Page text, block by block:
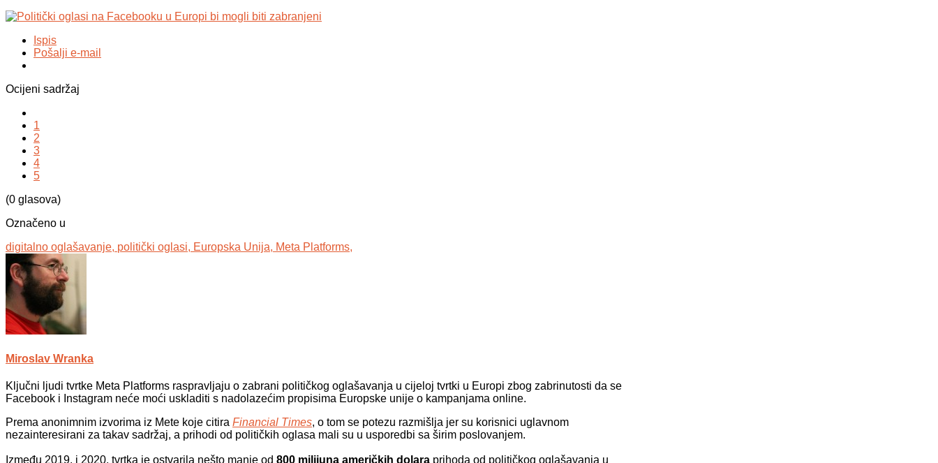
Ispis
Pošalji e-mail
Ocijeni sadržaj
1
2
3
4
5
(0 glasova)
Označeno u
digitalno oglašavanje, politički oglasi, Europska Unija, Meta Platforms,
Miroslav Wranka
Ključni ljudi tvrtke Meta Platforms raspravljaju o zabrani političkog oglašavanja u cijeloj tvrtki u Europi zbog zabrinutosti da se
Facebook i Instagram neće moći uskladiti s nadolazećim propisima Europske unije o kampanjama online.
Prema anonimnim izvorima iz Mete koje citira Financial Times, o tom se potezu razmišlja jer su korisnici uglavnom
nezainteresirani za takav sadržaj, a prihodi od političkih oglasa mali su u usporedbi sa širim poslovanjem.
Između 2019. i 2020. tvrtka je ostvarila nešto manje od 800 milijuna američkih dolara prihoda od političkog oglašavanja u